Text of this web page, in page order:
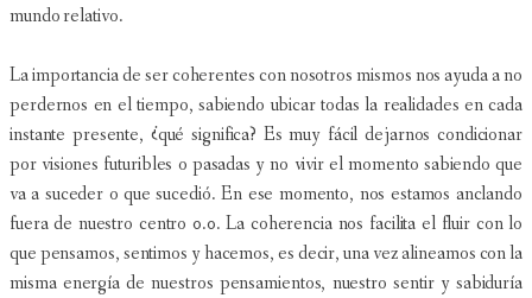
mundo relativo.
La importancia de ser coherentes con nosotros mismos nos ayuda a no
perdernos en el tiempo, sabiendo ubicar todas la realidades en cada
instante presente, ¿qué significa? Es muy fácil dejarnos condicionar
por visiones futuribles o pasadas y no vivir el momento sabiendo que
va a suceder o que sucedió. En ese momento, nos estamos anclando
fuera de nuestro centro 0.0. La coherencia nos facilita el fluir con lo
que pensamos, sentimos y hacemos, es decir, una vez alineamos con la
misma energía de nuestros pensamientos, nuestro sentir y sabiduría